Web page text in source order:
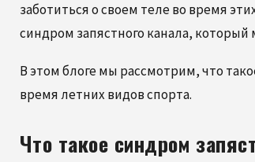
03.01.2023
заботиться о своем теле во время
синдром запястного канала,
В этом блоге мы рассмотрим, что
время летних видов спорта.
Что такое синдром